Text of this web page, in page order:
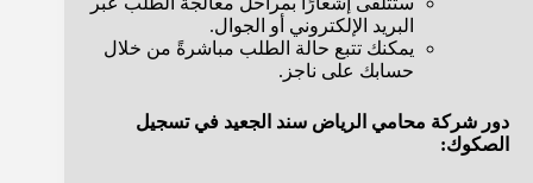
البريد الإلكتروني أو الجوال.
يمكنك تتبع حالة الطلب مباشرةً من خلال
حسابك على ناجز.
دور شركة محامي الرياض سند الجعيد في تسجيل
الصكوك: